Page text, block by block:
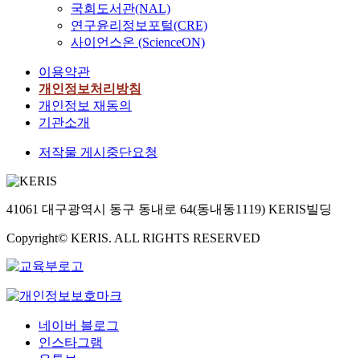
국회도서관(NAL)
연구윤리정보포털(CRE)
사이언스온 (ScienceON)
이용약관
개인정보처리방침
개인정보 재동의
기관소개
저작물 게시중단요청
41061 대구광역시 동구 동내로 64(동내동1119) KERIS빌딩
Copyright© KERIS. ALL RIGHTS RESERVED
네이버 블로그
인스타그램